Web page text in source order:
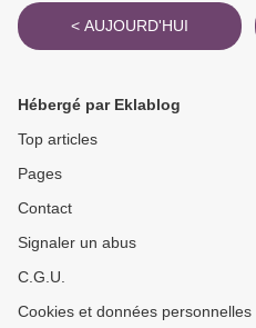
< AUJOURD'HUI
Hébergé par Eklablog
Top articles
Pages
Contact
Signaler un abus
C.G.U.
Cookies et données personnelles